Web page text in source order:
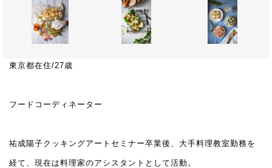
東京都在住/27歳
フードコーディネーター
祐成陽子クッキングアートセミナー卒業後、大手料理教室勤務を
経て、現在は料理家のアシスタントとして活動。